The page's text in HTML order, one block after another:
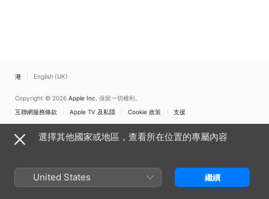
香港 English (UK)
Copyright © 2026 Apple Inc. 保留一切權利。
互聯網服務條款
Apple TV 及私隱 Cookie 政策 支援
選擇其他國家或地區，查看所在位置的專屬內容
United States 繼續